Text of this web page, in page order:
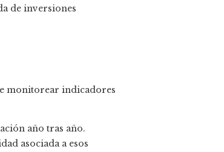
de inversiones
monitorear indicadores
año tras año.
asociada a esos